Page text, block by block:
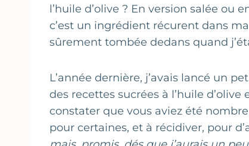
l’huile d’olive ? En version salée ou
c’est un ingrédient récurent dans
sûrement tombée dedans quand
L’année dernière, j’avais lancé un
des recettes sucrées à l’huile d’olive
constater que vous aviez été
pour certaines, et à récidiver, pour